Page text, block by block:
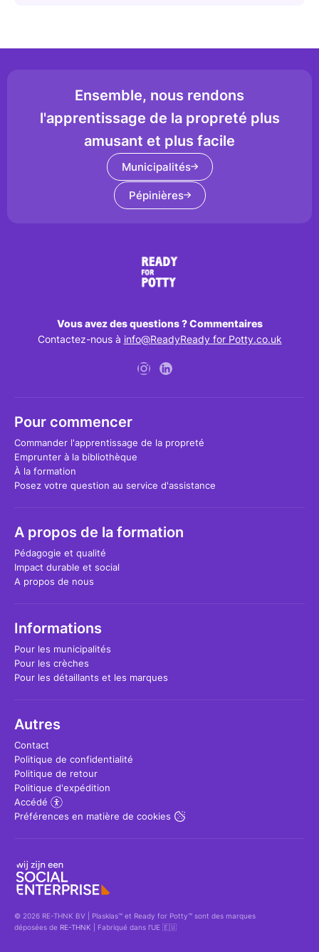
Ensemble, nous rendons
l'apprentissage de la propreté plus
amusant et plus facile
Municipalités
Pépinières
Vous avez des questions ? Commentaires
Contactez-nous à info@ReadyReady for Potty.co.uk
Pour commencer
Commander l'apprentissage de la propreté
Emprunter à la bibliothèque
À la formation
Posez votre question au service d'assistance
A propos de la formation
Pédagogie et qualité
Impact durable et social
A propos de nous
Informations
Pour les municipalités
Pour les crèches
Pour les détaillants et les marques
Autres
Contact
Politique de confidentialité
Politique de retour
Politique d'expédition
Accédé
Préférences en matière de cookies
© 2026 RE-THNK BV | Plasklas™ et Ready for Potty™ sont des marques
déposées de RE-THNK | Fabriqué dans l'UE 🇪🇺